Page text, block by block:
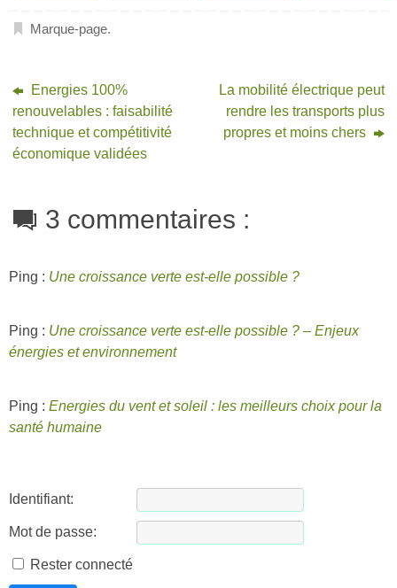
Marque-page.
Energies 100%
renouvelables : faisabilité
technique et compétitivité
économique validées
La mobilité électrique peut
rendre les transports plus
propres et moins chers
3 commentaires :
Ping : Une croissance verte est-elle possible ?
Ping : Une croissance verte est-elle possible ? – Enjeux
énergies et environnement
Ping : Energies du vent et soleil : les meilleurs choix pour la
santé humaine
Identifiant:
Mot de passe:
Rester connecté